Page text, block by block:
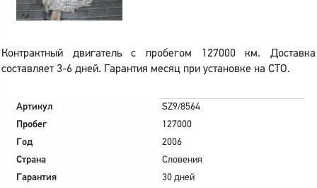
Контрактный двигатель с пробегом 127000 км. Доставка
составляет 3-6 дней. Гарантия месяц при установке на СТО.
Артикул
SZ9/8564
Пробег
127000
Год
2006
Страна
Словения
Гарантия
30 дней